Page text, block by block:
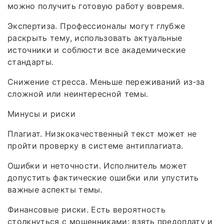
можно получить готовую работу вовремя.
Экспертиза. Профессионалы могут глубже
раскрыть тему, использовать актуальные
источники и соблюсти все академические
стандарты.
Снижение стресса. Меньше переживаний из‑за
сложной или неинтересной темы.
Минусы и риски
Плагиат. Низкокачественный текст может не
пройти проверку в системе антиплагиата.
Ошибки и неточности. Исполнитель может
допустить фактические ошибки или упустить
важные аспекты темы.
Финансовые риски. Есть вероятность
столкнуться с мошенниками: взять предоплату и